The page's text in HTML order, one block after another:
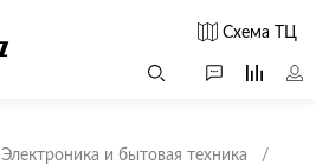
Схема ТЦ
Электроника и бытовая техника